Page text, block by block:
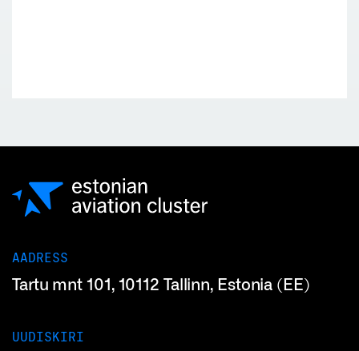
AADRESS
Tartu mnt 101, 10112 Tallinn, Estonia (EE)
UUDISKIRI